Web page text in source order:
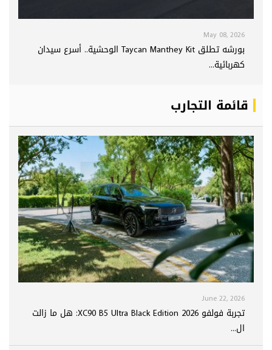
May 08, 2026
بورشه تطلق Taycan Manthey Kit الوحشية.. أسرع سيدان
كهربائية...
قائمة التجارب
June 22, 2026
تجربة فولفو XC90 B5 Ultra Black Edition 2026: هل ما زالت
ال...